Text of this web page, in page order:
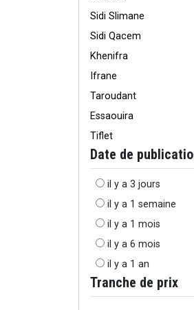
Sidi Slimane
Sidi Qacem
Khenifra
Ifrane
Taroudant
Essaouira
Tiflet
Date de
il y a 3 jours
il y a 1 semaine
il y a 1 mois
il y a 6 mois
il y a 1 an
Tranche de prix